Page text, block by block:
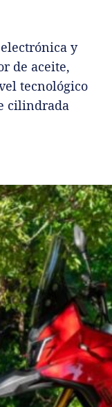
y
de aceite,
tecnológico
cilindrada